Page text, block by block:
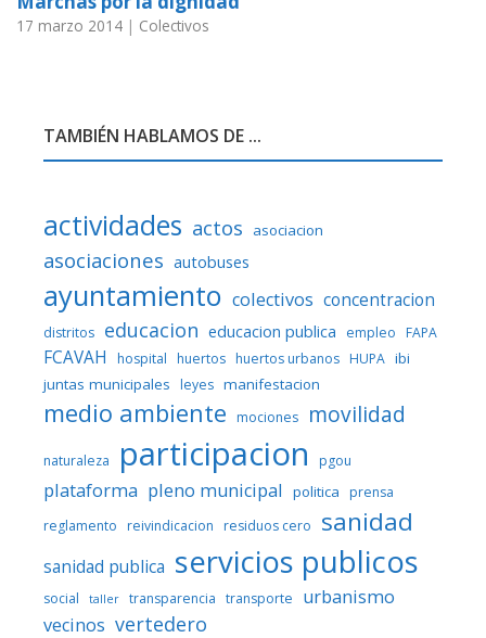
17 marzo 2014 | Colectivos
TAMBIÉN HABLAMOS DE ...
actividades actos asociacion
asociaciones autobuses
ayuntamiento colectivos concentracion
distritos educacion educacion publica empleo FAPA
FCAVAH hospital huertos huertos urbanos HUPA ibi
juntas municipales
leyes manifestacion
medio ambiente mociones movilidad
naturaleza participacion pgou
plataforma pleno municipal politica
prensa
reglamento
reivindicacion residuos cero sanidad
sanidad publica servicios publicos
social taller transparencia transporte
urbanismo
vecinos vertedero